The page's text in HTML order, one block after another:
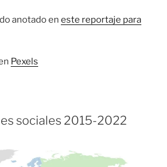
anotado en este reportaje para
Pexels
sociales 2015-2022